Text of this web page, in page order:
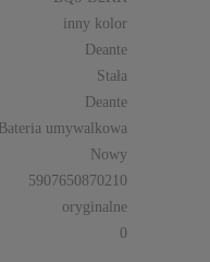
inny kolor
Deante
Stała
Deante
Bateria umywalkowa
Nowy
5907650870210
oryginalne
0